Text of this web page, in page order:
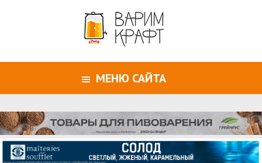
МЕНЮ САЙТА